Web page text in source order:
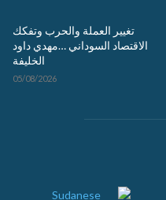
تغيير العملة والحرب وتفكك
الاقتصاد السوداني …مهدي داود
الخليفة
05/08/2026